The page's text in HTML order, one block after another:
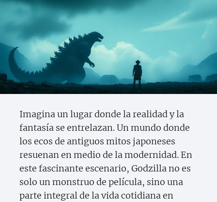
Imagina un lugar donde la realidad y la
fantasía se entrelazan. Un mundo donde
los ecos de antiguos mitos japoneses
resuenan en medio de la modernidad. En
este fascinante escenario, Godzilla no es
solo un monstruo de película, sino una
parte integral de la vida cotidiana en